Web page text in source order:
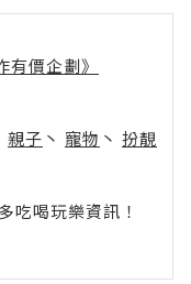
價企劃》
親子 丶 寵物 丶 扮靚
喝玩樂資訊！